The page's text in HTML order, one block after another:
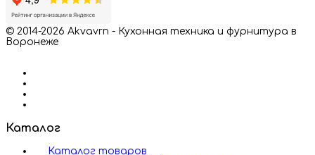
© 2014-2026 Akvavrn - Кухонная техника и фурнитура в
Воронеже
Каталог
Каталог товаров